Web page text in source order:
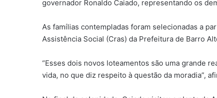
governador Ronaldo Caiado, representando os
As famílias contempladas foram selecionadas a
Assistência Social (Cras) da Prefeitura de Barro
“Esses dois novos loteamentos são uma grande
vida, no que diz respeito à questão da moradia”,